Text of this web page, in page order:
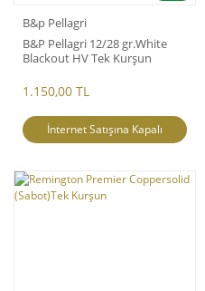
B&p Pellagri
B&P Pellagri 12/28 gr.White
Blackout HV Tek Kurşun
1.150,00 TL
İnternet Satışına Kapalı